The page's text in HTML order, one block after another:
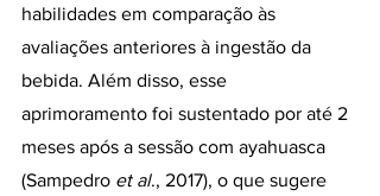
habilidades em comparação às
avaliações anteriores à ingestão da
bebida. Além disso, esse
aprimoramento foi sustentado por até 2
meses após a sessão com ayahuasca
(Sampedro et al., 2017), o que sugere